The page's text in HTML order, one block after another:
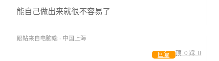
能自己做出来就很不容易了
跟帖来自电脑端 · 中国上海
顶: 0 踩: 0
回复